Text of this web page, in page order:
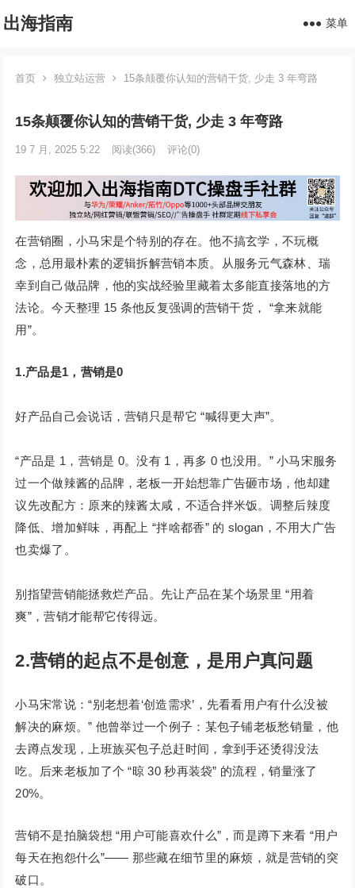
出海指南 菜单
首页 独立站运营 15条颠覆你认知的营销干货, 少走 3 年弯路
15条颠覆你认知的营销干货, 少走 3 年弯路
19 7 月, 2025 5:22 阅读(366) 评论(0)
在营销圈，小马宋是个特别的存在。他不搞玄学，不玩概
念，总用最朴素的逻辑拆解营销本质。从服务元气森林、瑞
幸到自己做品牌，他的实战经验里藏着太多能直接落地的方
法论。今天整理 15 条他反复强调的营销干货， “拿来就能
用”。
1.产品是1，营销是0
好产品自己会说话，营销只是帮它 “喊得更大声”。
“产品是 1，营销是 0。没有 1，再多 0 也没用。” 小马宋服务
过一个做辣酱的品牌，老板一开始想靠广告砸市场，他却建
议先改配方：原来的辣酱太咸，不适合拌米饭。调整后辣度
降低、增加鲜味，再配上 “拌啥都香” 的 slogan，不用大广告
也卖爆了。
别指望营销能拯救烂产品。先让产品在某个场景里 “用着
爽”，营销才能帮它传得远。
2.营销的起点不是创意，是用户真问题
小马宋常说：“别老想着‘创造需求’，先看看用户有什么没被
解决的麻烦。” 他曾举过一个例子：某包子铺老板愁销量，他
去蹲点发现，上班族买包子总赶时间，拿到手还烫得没法
吃。后来老板加了个 “晾 30 秒再装袋” 的流程，销量涨了
20%。
营销不是拍脑袋想 “用户可能喜欢什么”，而是蹲下来看 “用户
每天在抱怨什么”—— 那些藏在细节里的麻烦，就是营销的突
破口。